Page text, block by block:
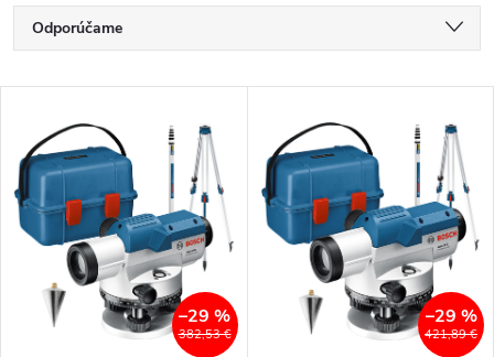
R
a
d
e
n
Odporúčame
Najpredávanejšie
Abecedne
ý
p
382,53 €
–29 %
421,89 €
–29 %